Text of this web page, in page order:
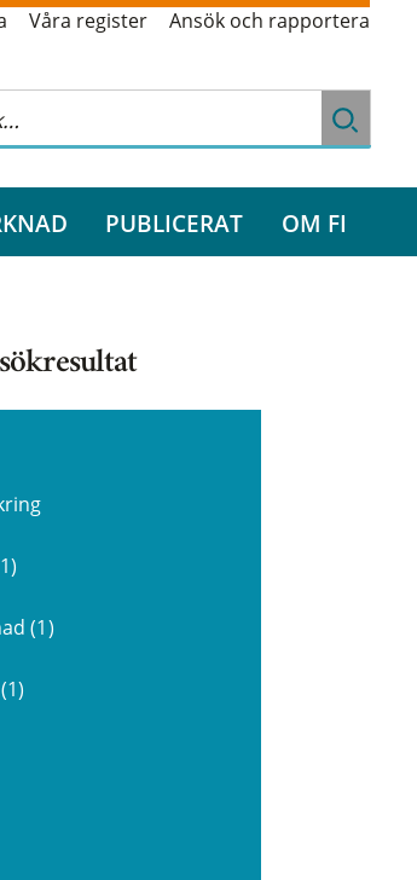
Våra register Ansök och rapportera
PUBLICERAT OM FI
(1)
(1)